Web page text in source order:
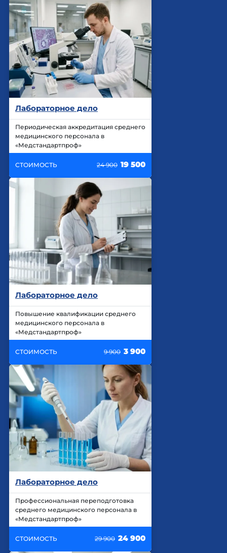
Лабораторное дело
Периодическая аккредитация среднего
медицинского персонала в
«Медстандартпроф»
СТОИМОСТЬ 24 900 19 500
Лабораторное дело
Повышение квалификации среднего
медицинского персонала в
«Медстандартпроф»
СТОИМОСТЬ 9 900 3 900
Лабораторное дело
Профессиональная переподготовка
среднего медицинского персонала в
«Медстандартпроф»
СТОИМОСТЬ 29 900 24 900